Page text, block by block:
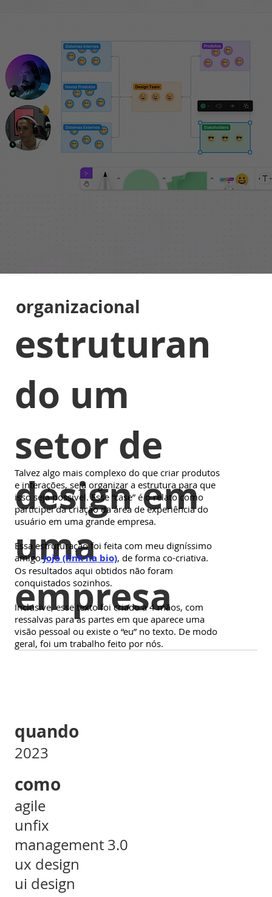
como
agile
unfix
management 3.0
ux design
ui design
quando
2023
organizacional
estruturan
do um
setor de
design em
uma
empresa
Talvez algo mais complexo do que criar produtos
e interações, seja organizar a estrutura para que
isso seja possível. Esse “case” é o relato como
participei da criação da área de experiência do
usuário em uma grande empresa.
Essa estruturação foi feita com meu digníssimo
amigoJojo (link na bio), de forma co-criativa.
Os resultados aqui obtidos não foram
conquistados sozinhos.
Inclusive, esse texto foi criado a 4 mãos, com
ressalvas para as partes em que aparece uma
visão pessoal ou existe o “eu” no texto. De modo
geral, foi um trabalho feito por nós.